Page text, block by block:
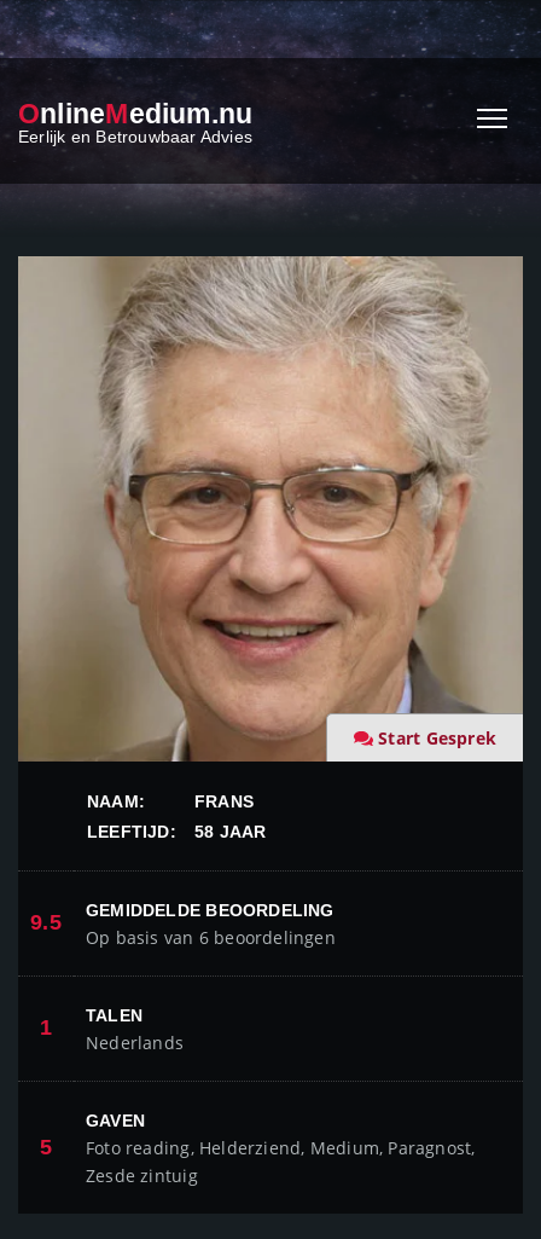
OnlineMedium.nu
Eerlijk en Betrouwbaar Advies
Start Gesprek
NAAM:
FRANS
LEEFTIJD:
58 JAAR
9.5 GEMIDDELDE BEOORDELING
Op basis van 6 beoordelingen
1 TALEN
Nederlands
5
GAVEN
Foto reading, Helderziend, Medium, Paragnost,
Zesde zintuig